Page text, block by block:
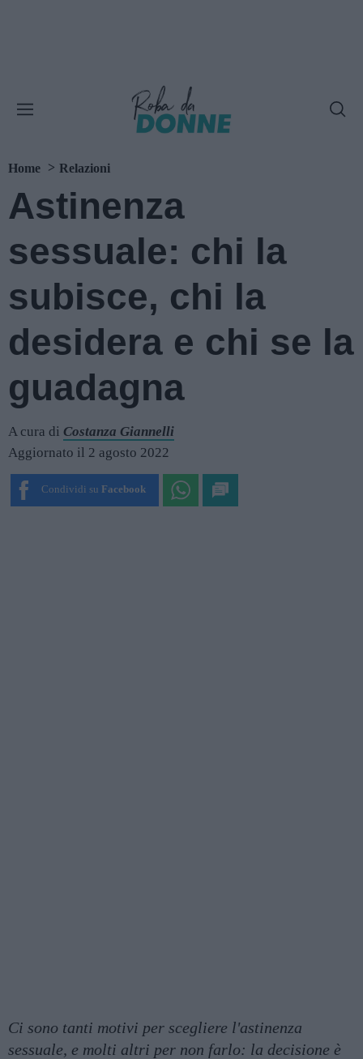
Home Relazioni
Astinenza
sessuale: chi la
subisce, chi la
desidera e chi se la
guadagna
A cura di Costanza Giannelli
Aggiornato il 2 agosto 2022
Condividi su Facebook
Ci sono tanti motivi per scegliere l'astinenza
sessuale, e molti altri per non farlo: la decisione è